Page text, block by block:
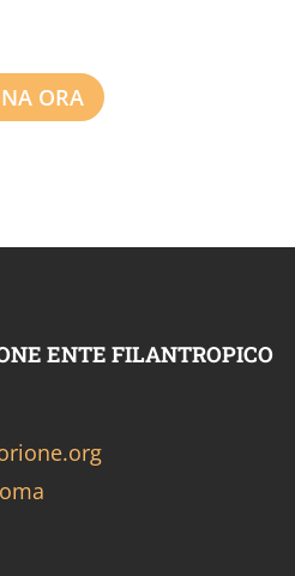
ORA
ENTE FILANTROPICO